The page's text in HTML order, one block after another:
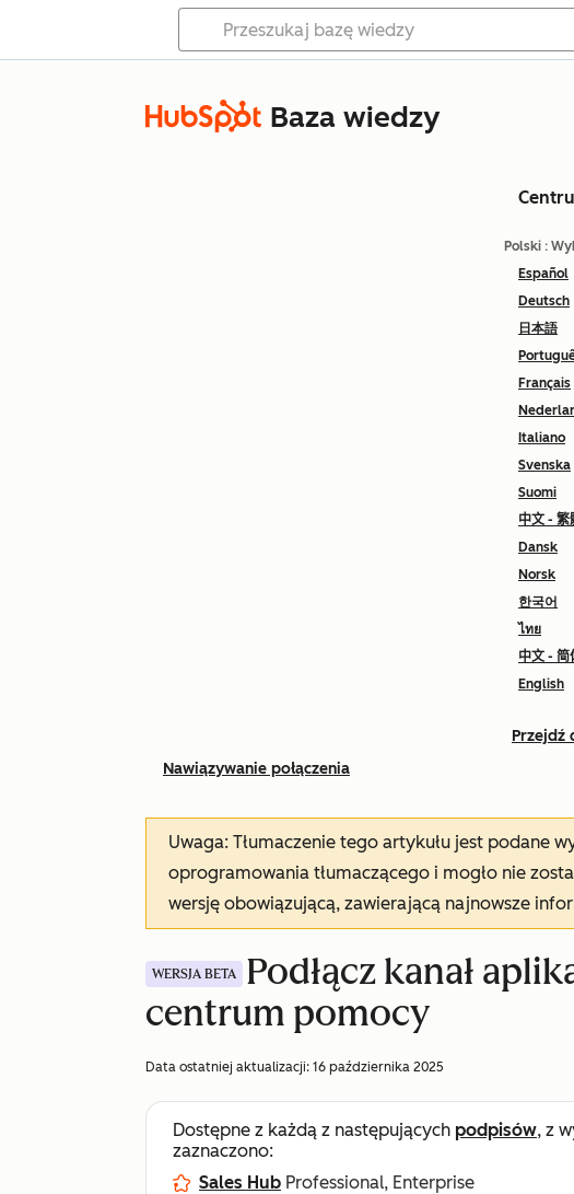
Baza wiedzy
Polski :
Español
Deutsch
日本語
Français
Italiano
Svenska
Suomi
中文 - 繁
Dansk
Norsk
한국어
ไทย
中文 - 简
English
Przejdź
Nawiązywanie połączenia
Uwaga: Tłumaczenie tego artykułu jest podane
oprogramowania tłumaczącego i mogło nie
wersję obowiązującą, zawierającą najnowsze
WERSJA BETA
Podłącz kanał
centrum pomocy
Data ostatniej aktualizacji: 16 października 2025
Dostępne z każdą z następujących podpisów, z
zaznaczono:
Sales Hub Professional, Enterprise